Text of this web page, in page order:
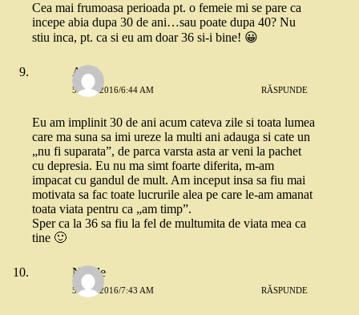
Cea mai frumoasa perioada pt. o femeie mi se pare ca
incepe abia dupa 30 de ani…sau poate dupa 40? Nu
stiu inca, pt. ca si eu am doar 36 si-i bine! 😀
Anda
5 MAI 2016/6:44 AM RĂSPUNDE
Eu am implinit 30 de ani acum cateva zile si toata lumea
care ma suna sa imi ureze la multi ani adauga si cate un
„nu fi suparata”, de parca varsta asta ar veni la pachet
cu depresia. Eu nu ma simt foarte diferita, m-am
impacat cu gandul de mult. Am inceput insa sa fiu mai
motivata sa fac toate lucrurile alea pe care le-am amanat
toata viata pentru ca „am timp”.
Sper ca la 36 sa fiu la fel de multumita de viata mea ca
tine 🙂
Nicole
5 MAI 2016/7:43 AM RĂSPUNDE